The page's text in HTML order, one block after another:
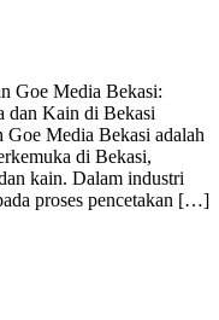
Goe Media Bekasi:
dan Kain di Bekasi
Media Bekasi adalah
di Bekasi,
kain. Dalam industri
proses pencetakan […]